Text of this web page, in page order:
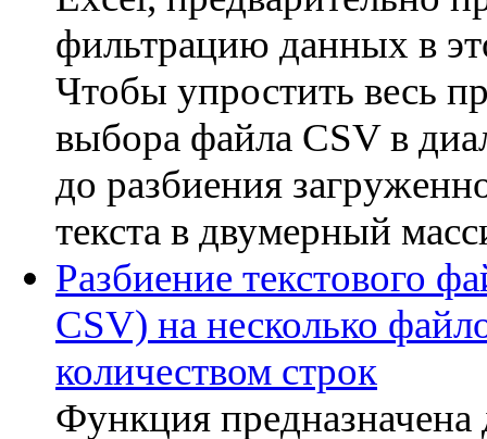
фильтрацию данных в
Чтобы упростить весь
выбора файла CSV в
до разбиения
текста в двумерный
Разбиение текстового
CSV) на несколько
количеством строк
Функция предназначена